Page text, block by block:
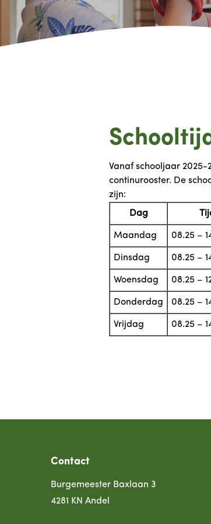
Vanaf schooljaar 2025-
continurooster. De
zijn:
Dag
Maandag 08.25 –
Dinsdag 08.25 –
Woensdag 08.25 –
Donderdag 08.25 –
Vrijdag 08.25 –
Contact
Burgemeester Baxlaan 3
4281 KN Andel